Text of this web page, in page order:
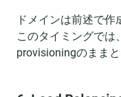
ドメインは前述で作
このタイミングでは
provisioningのままと